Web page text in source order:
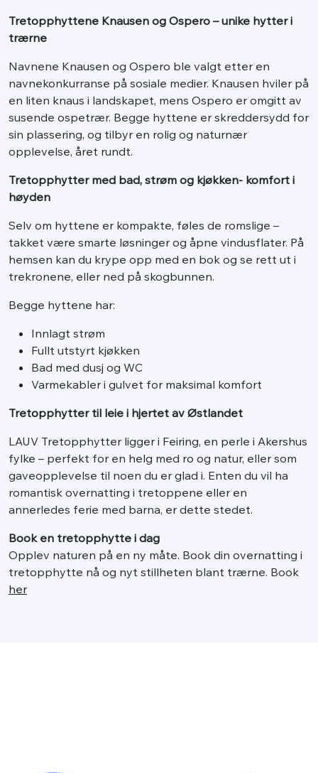
Tretopphyttene Knausen og Ospero – unike hytter i
trærne
Navnene Knausen og Ospero ble valgt etter en
navnekonkurranse på sosiale medier. Knausen hviler på
en liten knaus i landskapet, mens Ospero er omgitt av
susende ospetrær. Begge hyttene er skreddersydd for
sin plassering, og tilbyr en rolig og naturnær
opplevelse, året rundt.
Tretopphytter med bad, strøm og kjøkken- komfort i
høyden
Selv om hyttene er kompakte, føles de romslige –
takket være smarte løsninger og åpne vindusflater. På
hemsen kan du krype opp med en bok og se rett ut i
trekronene, eller ned på skogbunnen.
Begge hyttene har:
Innlagt strøm
Fullt utstyrt kjøkken
Bad med dusj og WC
Varmekabler i gulvet for maksimal komfort
Tretopphytter til leie i hjertet av Østlandet
LAUV Tretopphytter ligger i Feiring, en perle i Akershus
fylke – perfekt for en helg med ro og natur, eller som
gaveopplevelse til noen du er glad i. Enten du vil ha
romantisk overnatting i tretoppene eller en
annerledes ferie med barna, er dette stedet.
Book en tretopphytte i dag
Opplev naturen på en ny måte. Book din overnatting i
tretopphytte nå og nyt stillheten blant trærne. Book
her